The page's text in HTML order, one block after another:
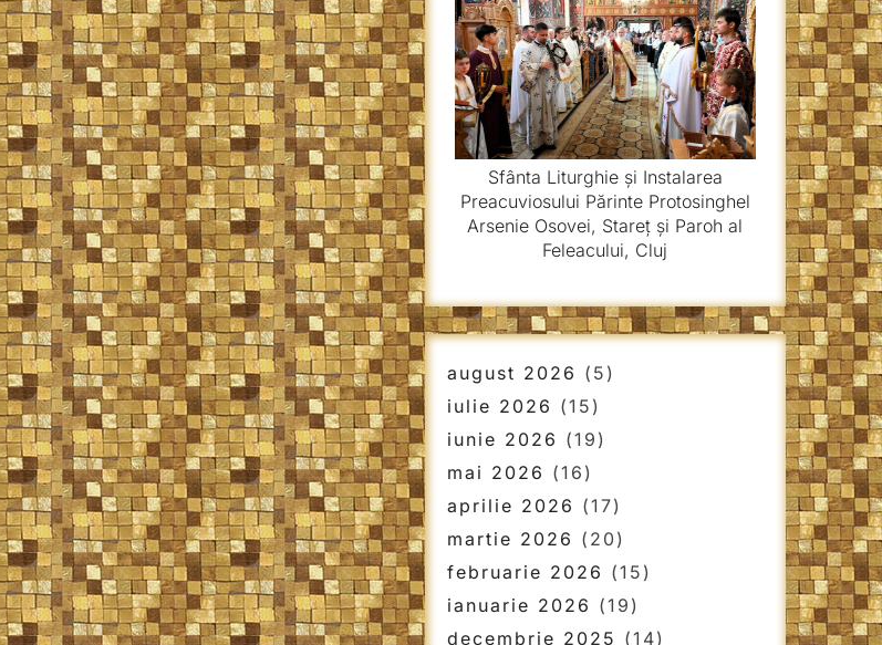
Sfânta Liturghie și Instalarea
Preacuviosului Părinte Protosinghel
Arsenie Osovei, Stareț și Paroh al
Feleacului, Cluj
august 2026 (5)
iulie 2026 (15)
iunie 2026 (19)
mai 2026 (16)
aprilie 2026 (17)
martie 2026 (20)
februarie 2026 (15)
ianuarie 2026 (19)
decembrie 2025 (14)